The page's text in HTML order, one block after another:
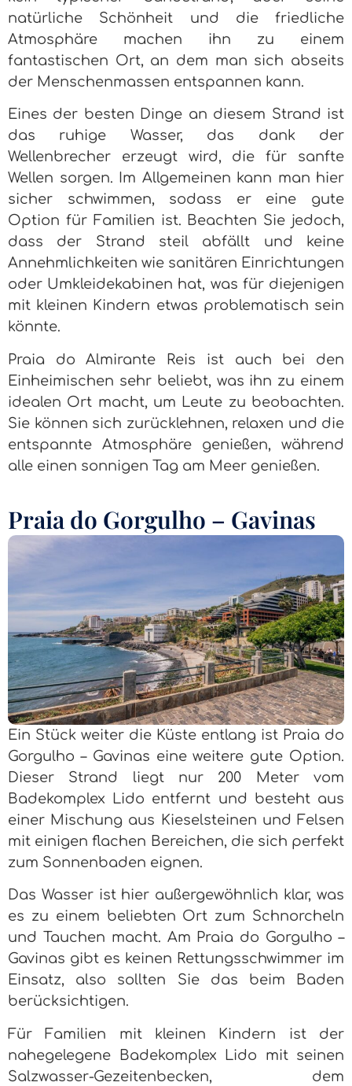
natürliche Schönheit und die friedliche
Atmosphäre machen ihn zu einem
fantastischen Ort, an dem man sich abseits
der Menschenmassen entspannen kann.
Eines der besten Dinge an diesem Strand ist
das ruhige Wasser, das dank der
Wellenbrecher erzeugt wird, die für sanfte
Wellen sorgen. Im Allgemeinen kann man hier
sicher schwimmen, sodass er eine gute
Option für Familien ist. Beachten Sie jedoch,
dass der Strand steil abfällt und keine
Annehmlichkeiten wie sanitären Einrichtungen
oder Umkleidekabinen hat, was für diejenigen
mit kleinen Kindern etwas problematisch sein
könnte.
Praia do Almirante Reis ist auch bei den
Einheimischen sehr beliebt, was ihn zu einem
idealen Ort macht, um Leute zu beobachten.
Sie können sich zurücklehnen, relaxen und die
entspannte Atmosphäre genießen, während
alle einen sonnigen Tag am Meer genießen.
Praia do Gorgulho – Gavinas
Ein Stück weiter die Küste entlang ist Praia do
Gorgulho – Gavinas eine weitere gute Option.
Dieser Strand liegt nur 200 Meter vom
Badekomplex Lido entfernt und besteht aus
einer Mischung aus Kieselsteinen und Felsen
mit einigen flachen Bereichen, die sich perfekt
zum Sonnenbaden eignen.
Das Wasser ist hier außergewöhnlich klar, was
es zu einem beliebten Ort zum Schnorcheln
und Tauchen macht. Am Praia do Gorgulho –
Gavinas gibt es keinen Rettungsschwimmer im
Einsatz, also sollten Sie das beim Baden
berücksichtigen.
Für Familien mit kleinen Kindern ist der
nahegelegene Badekomplex Lido mit seinen
Salzwasser-Gezeitenbecken, dem